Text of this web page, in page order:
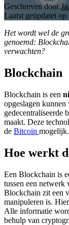
in
One
Accessibility
screen
reader,
press
+
/".
shortcut
activates
the
screen
reader
help
navigate
and
interact
with
the
content.
Geschreven door
Laatst geüpdatet op
Het wordt wel de
genoemd:
verwachten?
Blockchain
Blockchain is een
opgeslagen
gedecentraliseerde
maakt. Deze
de Bitcoin mogelijk.
Hoe werkt
Een Blockchain is
tussen een
Blockchain zit een
manipuleren is.
Alle informatie
behulp van